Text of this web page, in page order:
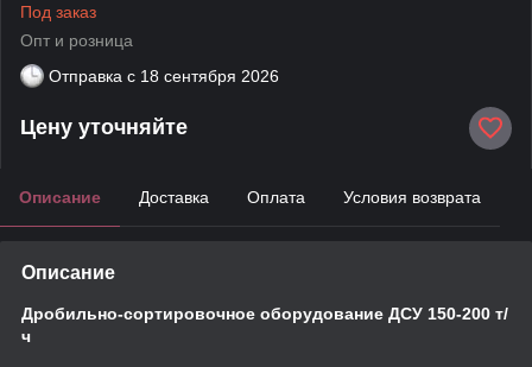
Под заказ
Опт и розница
Отправка с 18 сентября 2026
Цену уточняйте
Описание Доставка Оплата Условия возврата
Описание
Дробильно-сортировочное оборудование ДСУ 150-200 т/
ч